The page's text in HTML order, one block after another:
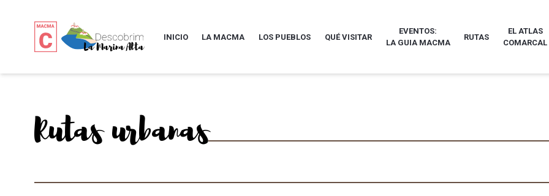
INICIO LA MACMA LOS PUEBLOS QUÉ VISITAR
EVENTOS:
LA GUIA MACMA
RUTAS
EL ATLAS
COMARCAL
Rutas urbanas